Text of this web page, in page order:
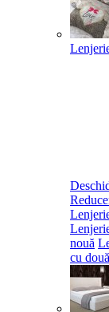
nouă
cu